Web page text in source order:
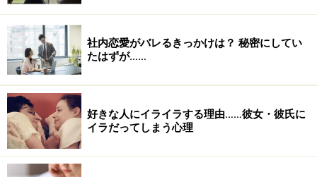
したときに、ドーパミンと呼ばれる運動調節、ホルモン
調節、意欲、学習などにかかわる神経伝達物質が分泌さ
れて、高揚感と強迫的な思考が発生。その後におだやか
な愛情、安心感が生まれ、信頼関係が築かれると、相手
に愛着を感じることになるものだということ。人によっ
て愛着を感じてから恋をする人もいるし、性欲、愛、愛
着の３つのうち、どれを大切に感じるかは人によって違
うものです。
社内恋愛がバレるきっかけは？ 秘密にしてい
たはずが……
好きな人にイライラする理由……彼女・彼氏に
イラだってしまう心理